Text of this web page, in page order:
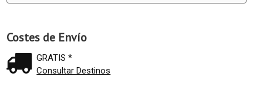
Costes de Envío
GRATIS *
Consultar Destinos